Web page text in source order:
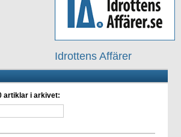
Idrottens Affärer
artiklar i arkivet: